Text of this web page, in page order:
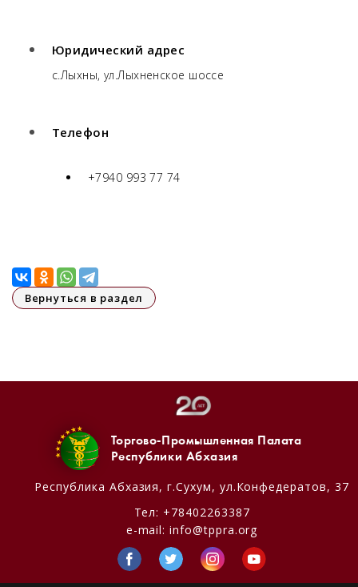
Юридический адрес
с.Лыхны, ул.Лыхненское шоссе
Телефон
+7940 993 77 74
Вернуться в раздел
Торгово-Промышленная Палата
Республики Абхазия
Республика Абхазия, г.Сухум, ул.Конфедератов, 37
Тел: +78402263387
e-mail:info@tppra.org